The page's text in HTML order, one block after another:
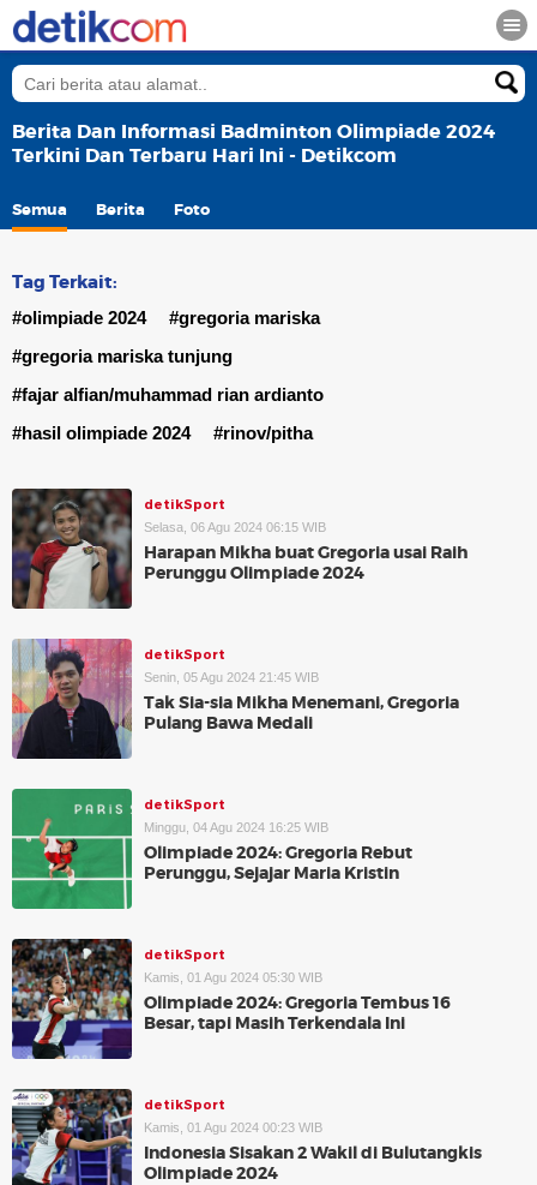
Berita Dan Informasi Badminton Olimpiade 2024
Terkini Dan Terbaru Hari Ini - Detikcom
Semua Berita Foto
Tag Terkait:
#olimpiade 2024
#gregoria mariska
#gregoria mariska tunjung
#fajar alfian/muhammad rian ardianto
#hasil olimpiade 2024
#rinov/pitha
detikSport
Selasa, 06 Agu 2024 06:15 WIB
Harapan Mikha buat Gregoria usai Raih
Perunggu Olimpiade 2024
detikSport
Senin, 05 Agu 2024 21:45 WIB
Tak Sia-sia Mikha Menemani, Gregoria
Pulang Bawa Medali
detikSport
Minggu, 04 Agu 2024 16:25 WIB
Olimpiade 2024: Gregoria Rebut
Perunggu, Sejajar Maria Kristin
detikSport
Kamis, 01 Agu 2024 05:30 WIB
Olimpiade 2024: Gregoria Tembus 16
Besar, tapi Masih Terkendala Ini
detikSport
Kamis, 01 Agu 2024 00:23 WIB
Indonesia Sisakan 2 Wakil di Bulutangkis
Olimpiade 2024